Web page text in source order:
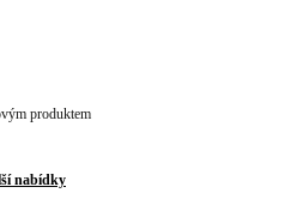
produktem
nabídky